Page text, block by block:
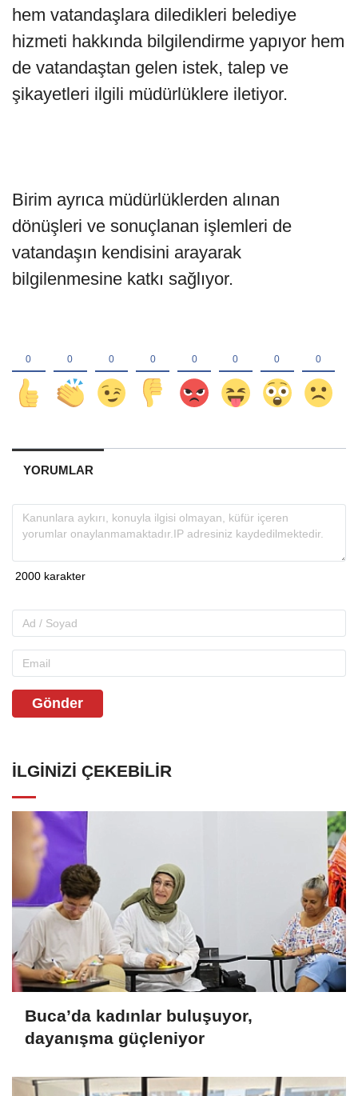
hem vatandaşlara diledikleri belediye
hizmeti hakkında bilgilendirme yapıyor hem
de vatandaştan gelen istek, talep ve
şikayetleri ilgili müdürlüklere iletiyor.
Birim ayrıca müdürlüklerden alınan
dönüşleri ve sonuçlanan işlemleri de
vatandaşın kendisini arayarak
bilgilenmesine katkı sağlıyor.
YORUMLAR
Gönder
İLGINIZI ÇEKEBILIR
Buca’da kadınlar buluşuyor,
dayanışma güçleniyor